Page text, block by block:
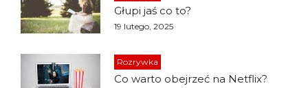
Głupi jaś co to?
19 lutego, 2025
Rozrywka
Co warto obejrzeć na Netflix?